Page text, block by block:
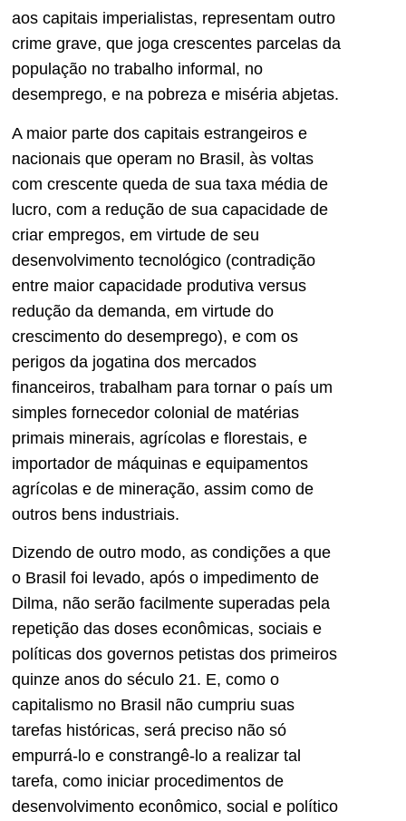
aos capitais imperialistas, representam outro
crime grave, que joga crescentes parcelas da
população no trabalho informal, no
desemprego, e na pobreza e miséria abjetas.
A maior parte dos capitais estrangeiros e
nacionais que operam no Brasil, às voltas
com crescente queda de sua taxa média de
lucro, com a redução de sua capacidade de
criar empregos, em virtude de seu
desenvolvimento tecnológico (contradição
entre maior capacidade produtiva versus
redução da demanda, em virtude do
crescimento do desemprego), e com os
perigos da jogatina dos mercados
financeiros, trabalham para tornar o país um
simples fornecedor colonial de matérias
primais minerais, agrícolas e florestais, e
importador de máquinas e equipamentos
agrícolas e de mineração, assim como de
outros bens industriais.
Dizendo de outro modo, as condições a que
o Brasil foi levado, após o impedimento de
Dilma, não serão facilmente superadas pela
repetição das doses econômicas, sociais e
políticas dos governos petistas dos primeiros
quinze anos do século 21. E, como o
capitalismo no Brasil não cumpriu suas
tarefas históricas, será preciso não só
empurrá-lo e constrangê-lo a realizar tal
tarefa, como iniciar procedimentos de
desenvolvimento econômico, social e político